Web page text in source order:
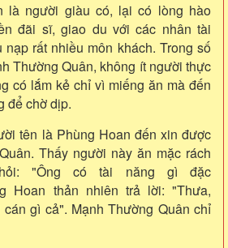
là người giàu có, lại có lòng hào
đãi sĩ, giao du với các nhân tài
rất nhiều môn khách. Trong số
Thường Quân, không ít người thực
có lắm kẻ chỉ vì miếng ăn mà đến
để chờ dịp.
tên là Phùng Hoan đến xin được
Thấy người này ăn mặc rách
"Ông có tài năng gì đặc
Hoan thản nhiên trả lời: "Thưa,
gì cả". Mạnh Thường Quân chỉ